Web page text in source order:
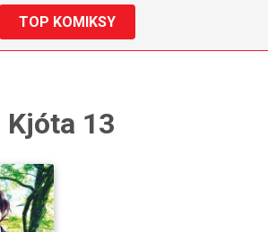
TOP KOMIKSY
Kjóta 13